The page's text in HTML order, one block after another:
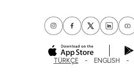
TÜRKÇE ENGLISH